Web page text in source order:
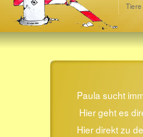
Tiere
Paula sucht
Hier geht es
Hier direkt zu